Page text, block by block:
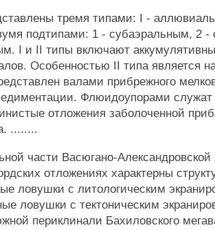
тремя типами: I -
подтипами: 1 - субаэральным, 2 -
I и II типы включают
Особенностью II типа является
валами прибрежного
Флюидоупорами служат
отложения заболоченной
........
части Васюгано-Александровской
отложениях характерны
ловушки с литологическим
ловушки с тектоническим
периклинали Бахиловского